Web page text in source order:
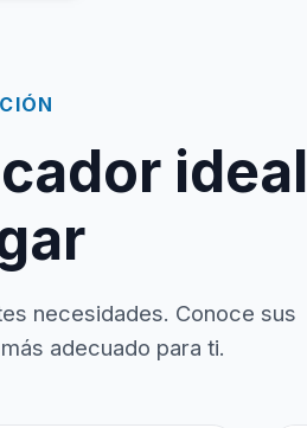
ideal
necesidades. Conoce sus
adecuado para ti.